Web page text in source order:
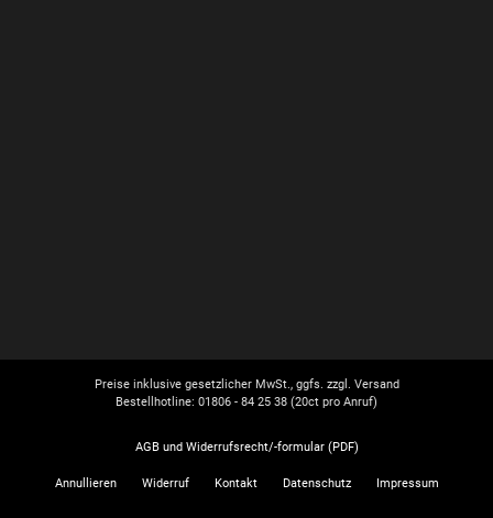
Preise inklusive gesetzlicher MwSt., ggfs. zzgl. Versand
Bestellhotline: 01806 - 84 25 38 (20ct pro Anruf)
AGB und Widerrufsrecht/-formular (PDF)
Annullieren Widerruf Kontakt Datenschutz Impressum